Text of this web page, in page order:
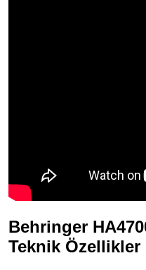
Behringer
Teknik Özellikler